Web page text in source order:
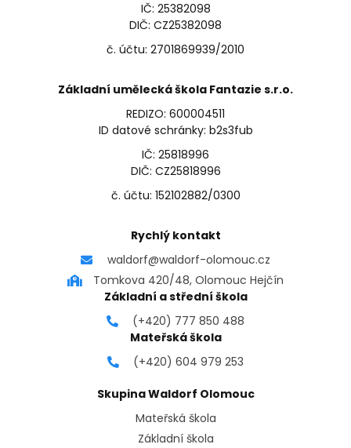
IČ: 25382098
DIČ: CZ25382098
č. účtu: 2701869939/2010
Základní umělecká škola Fantazie s.r.o.
REDIZO: 600004511
ID datové schránky: b2s3fub
IČ: 25818996
DIČ: CZ25818996
č. účtu: 152102882/0300
Rychlý kontakt
waldorf@waldorf-olomouc.cz
Tomkova 420/48, Olomouc Hejčín
Základní a střední škola
(+420) 777 850 488
Mateřská škola
(+420) 604 979 253
Skupina Waldorf Olomouc
Mateřská škola
Základní škola